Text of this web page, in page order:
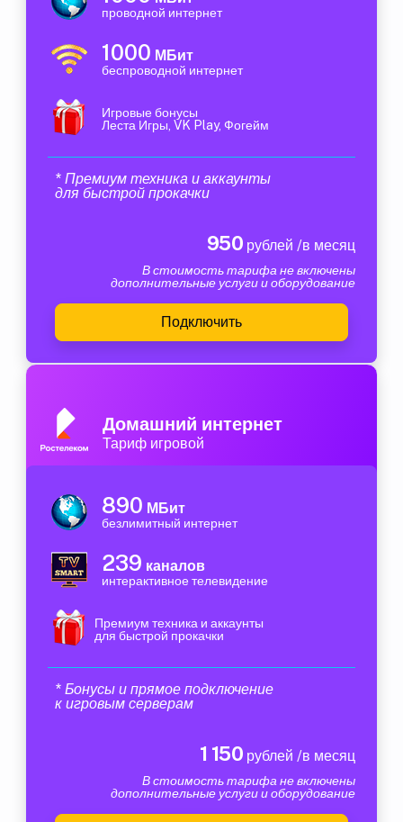
проводной интернет
1000 МБит
беспроводной интернет
Игровые бонусы
Леста Игры, VK Play, Фогейм
* Премиум техника и аккаунты
для быстрой прокачки
950 рублей /в месяц
В стоимость тарифа не включены
дополнительные услуги и оборудование
Подключить
Домашний интернет
Тариф игровой
890 МБит
безлимитный интернет
239 каналов
интерактивное телевидение
Премиум техника и аккаунты
для быстрой прокачки
* Бонусы и прямое подключение
к игровым серверам
1 150 рублей /в месяц
В стоимость тарифа не включены
дополнительные услуги и оборудование